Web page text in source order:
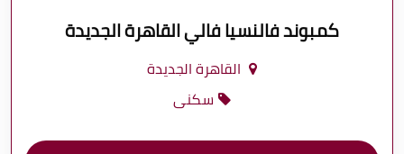
كمبوند فالنسيا فالي القاهرة الجديدة
القاهرة الجديدة
سكنى